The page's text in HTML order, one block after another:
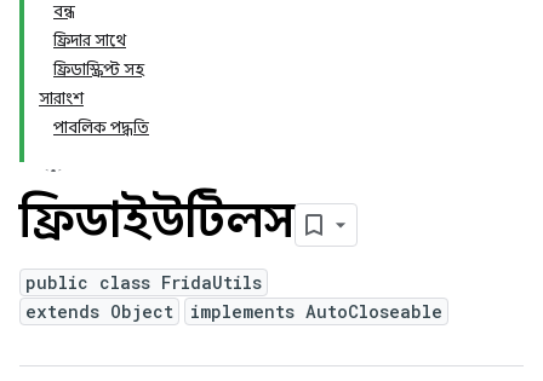
বন্ধ
ফ্রিদার সাথে
ফ্রিডাস্ক্রিপ্ট সহ
সারাংশ
পাবলিক পদ্ধতি
ফ্রিডাইউটিলস
public class FridaUtils
extends Object
implements AutoCloseable